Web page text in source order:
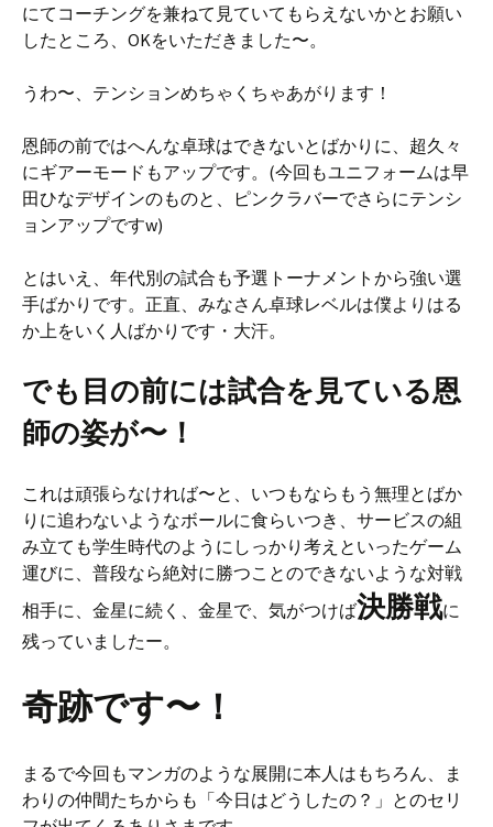
にてコーチングを兼ねて見ていてもらえないかとお願い
したところ、OKをいただきました〜。
うわ〜、テンションめちゃくちゃあがります！
恩師の前ではへんな卓球はできないとばかりに、超久々
にギアーモードもアップです。(今回もユニフォームは早
田ひなデザインのものと、ピンクラバーでさらにテンシ
ョンアップですw)
とはいえ、年代別の試合も予選トーナメントから強い選
手ばかりです。正直、みなさん卓球レベルは僕よりはる
か上をいく人ばかりです・大汗。
でも目の前には試合を見ている恩
師の姿が〜！
これは頑張らなければ〜と、いつもならもう無理とばか
りに追わないようなボールに食らいつき、サービスの組
み立ても学生時代のようにしっかり考えといったゲーム
運びに、普段なら絶対に勝つことのできないような対戦
相手に、金星に続く、金星で、気がつけば決勝戦に
残っていましたー。
奇跡です〜！
まるで今回もマンガのような展開に本人はもちろん、ま
わりの仲間たちからも「今日はどうしたの？」とのセリ